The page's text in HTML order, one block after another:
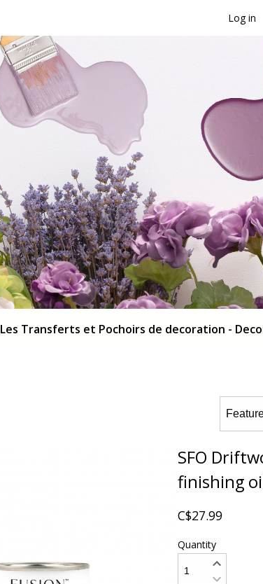
Log in
Les Transferts et Pochoirs de decoration -
SFO
finishing
C$27.99
Quantity